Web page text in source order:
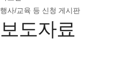
행사/교육 등 신청 게시판
보도자료